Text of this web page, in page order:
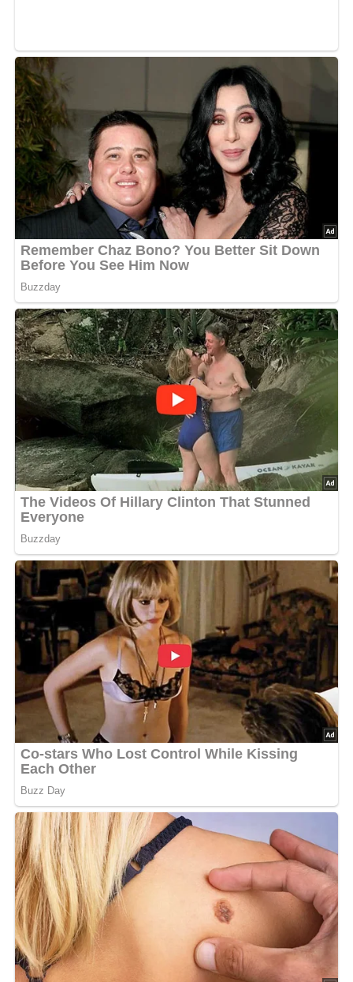
Die Brunnenkresse verlesen, waschen und trocken
schleudern. Zitronensaft, Öl, Salz und Pfeffer verrühren
und mit der Kresse mischen.
Das Lachsfilet in grobe Stücke zupfen und mit
Auberginencreme, Zucchini und Brunnenkressesalat
anrichten.
Deine Rezept-Bewertung!?
5/5 (1 Bewertung)